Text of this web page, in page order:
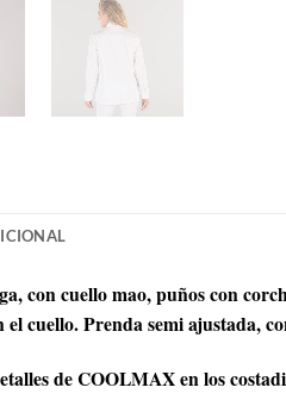
con cuello mao, puños con
cuello. Prenda semi ajustada,
de COOLMAX en los